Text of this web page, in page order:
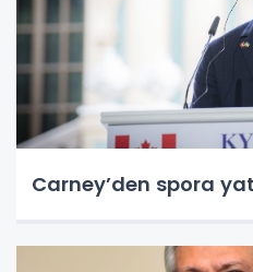
Carney’den spora